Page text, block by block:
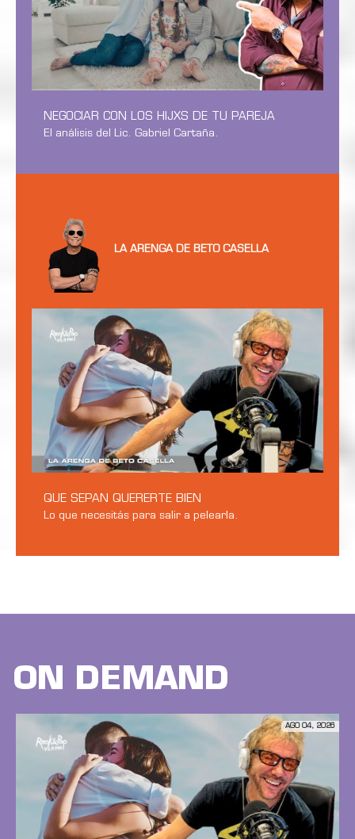
NEGOCIAR CON LOS HIJXS DE TU PAREJA
El análisis del Lic. Gabriel Cartaña.
LA ARENGA DE BETO CASELLA
QUE SEPAN QUERERTE BIEN
Lo que necesitás para salir a pelearla.
ON DEMAND
AGO 04, 2026